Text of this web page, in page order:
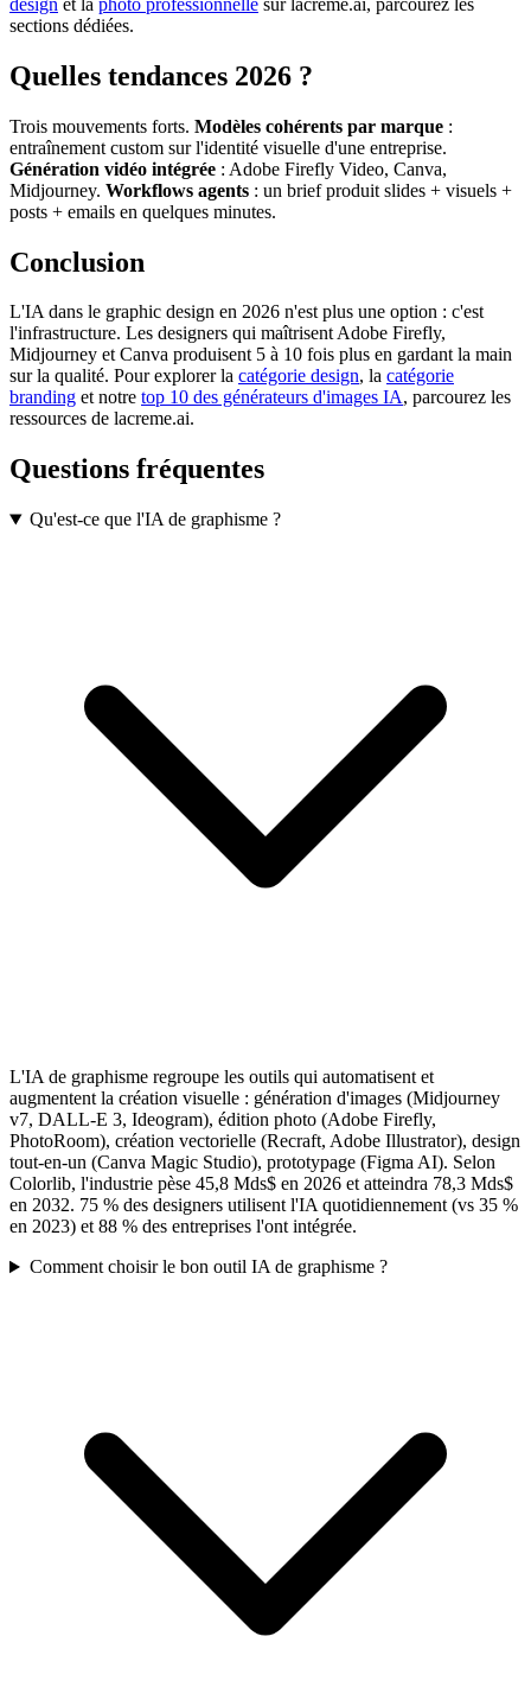
sections dédiées.
Quelles tendances 2026 ?
Trois mouvements forts. Modèles cohérents par marque :
entraînement custom sur l'identité visuelle d'une entreprise.
Génération vidéo intégrée : Adobe Firefly Video, Canva,
Midjourney. Workflows agents : un brief produit slides + visuels +
posts + emails en quelques minutes.
Conclusion
L'IA dans le graphic design en 2026 n'est plus une option : c'est
l'infrastructure. Les designers qui maîtrisent Adobe Firefly,
Midjourney et Canva produisent 5 à 10 fois plus en gardant la main
sur la qualité. Pour explorer la catégorie design, la catégorie
branding et notre top 10 des générateurs d'images IA, parcourez les
ressources de lacreme.ai.
Questions fréquentes
Qu'est-ce que l'IA de graphisme ?
L'IA de graphisme regroupe les outils qui automatisent et
augmentent la création visuelle : génération d'images (Midjourney
v7, DALL-E 3, Ideogram), édition photo (Adobe Firefly,
PhotoRoom), création vectorielle (Recraft, Adobe Illustrator), design
tout-en-un (Canva Magic Studio), prototypage (Figma AI). Selon
Colorlib, l'industrie pèse 45,8 Mds$ en 2026 et atteindra 78,3 Mds$
en 2032. 75 % des designers utilisent l'IA quotidiennement (vs 35 %
en 2023) et 88 % des entreprises l'ont intégrée.
Comment choisir le bon outil IA de graphisme ?